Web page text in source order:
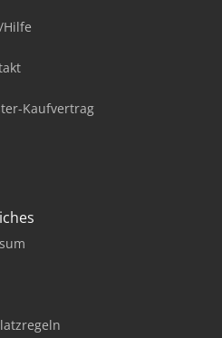
Hilfe
Kaufvertrag